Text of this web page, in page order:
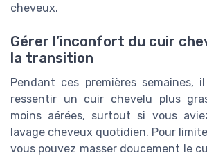
cheveux.
Gérer l’inconfort du cuir
la transition
Pendant ces premières semaines,
ressentir un cuir chevelu plus
moins aérées, surtout si vous
lavage cheveux quotidien. Pour
vous pouvez masser doucement le